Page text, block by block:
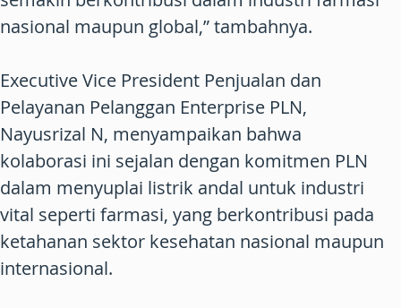
nasional maupun global,” tambahnya.
Executive Vice President Penjualan dan
Pelayanan Pelanggan Enterprise PLN,
Nayusrizal N, menyampaikan bahwa
kolaborasi ini sejalan dengan komitmen PLN
dalam menyuplai listrik andal untuk industri
vital seperti farmasi, yang berkontribusi pada
ketahanan sektor kesehatan nasional maupun
internasional.